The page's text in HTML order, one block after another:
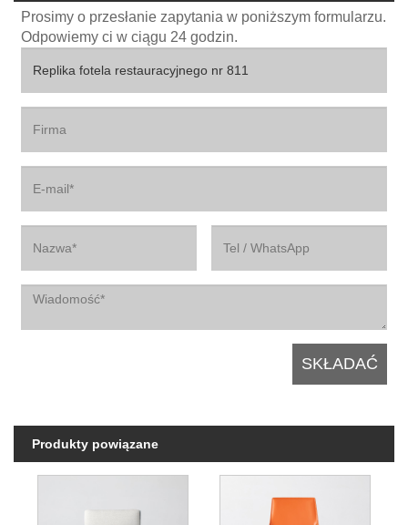
Prosimy o przesłanie zapytania w poniższym formularzu.
Odpowiemy ci w ciągu 24 godzin.
Produkty powiązane